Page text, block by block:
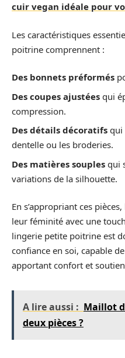
cuir vegan idéale pour
Les caractéristiques
poitrine comprennent :
Des bonnets préformés
Des coupes ajustées qui
compression.
Des détails décoratifs qui
dentelle ou les broderies.
Des matières souples qui
variations de la silhouette.
En s’appropriant ces
leur féminité avec une
lingerie petite poitrine est
confiance en soi, capable
apportant confort et
A lire aussi : Maillot
deux pièces ?